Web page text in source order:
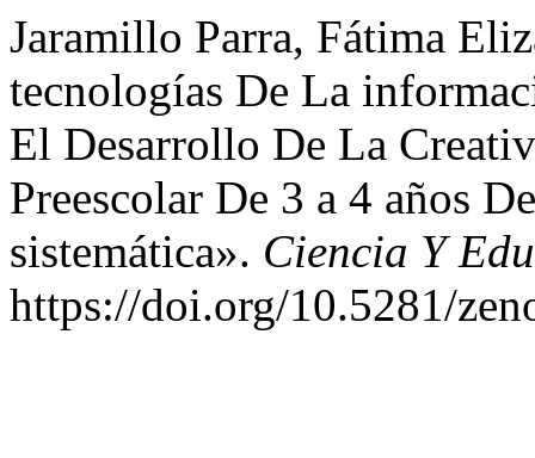
Jaramillo Parra, Fátima
tecnologías De La
El Desarrollo De La
Preescolar De 3 a 4 años
sistemática». Ciencia Y
https://doi.org/10.5281/